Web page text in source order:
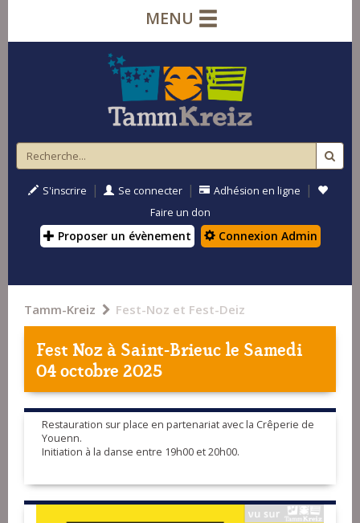
MENU
S'inscrire | Se connecter | Adhésion en ligne |
Faire un don
Proposer un évènement Connexion Admin
Tamm-Kreiz Fest-Noz et Fest-Deiz
Fest Noz àSaint-Brieucle Samedi
04 octobre 2025
Restauration sur place en partenariat avec la Crêperie de
Youenn.
Initiation à la danse entre 19h00 et 20h00.